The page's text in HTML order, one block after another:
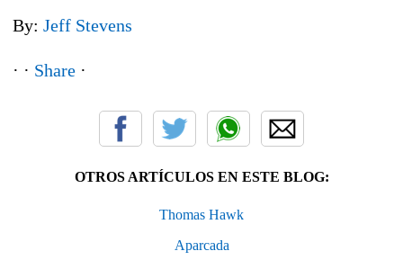
By: Jeff Stevens
· · Share ·
OTROS ARTÍCULOS EN ESTE BLOG:
Thomas Hawk
Aparcada